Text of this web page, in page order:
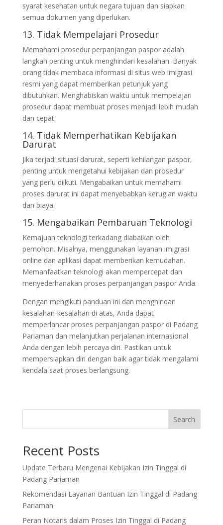
syarat kesehatan untuk negara tujuan dan siapkan
semua dokumen yang diperlukan.
13. Tidak Mempelajari Prosedur
Memahami prosedur perpanjangan paspor adalah
langkah penting untuk menghindari kesalahan. Banyak
orang tidak membaca informasi di situs web imigrasi
resmi yang dapat memberikan petunjuk yang
dibutuhkan. Menghabiskan waktu untuk mempelajari
prosedur dapat membuat proses menjadi lebih mudah
dan cepat.
14. Tidak Memperhatikan Kebijakan
Darurat
Jika terjadi situasi darurat, seperti kehilangan paspor,
penting untuk mengetahui kebijakan dan prosedur
yang perlu diikuti. Mengabaikan untuk memahami
proses darurat ini dapat menyebabkan kerugian waktu
dan biaya.
15. Mengabaikan Pembaruan Teknologi
Kemajuan teknologi terkadang diabaikan oleh
pemohon. Misalnya, menggunakan layanan imigrasi
online dan aplikasi dapat memberikan kemudahan.
Memanfaatkan teknologi akan mempercepat dan
menyederhanakan proses perpanjangan paspor Anda.
Dengan mengikuti panduan ini dan menghindari
kesalahan-kesalahan di atas, Anda dapat
memperlancar proses perpanjangan paspor di Padang
Pariaman dan melanjutkan perjalanan internasional
Anda dengan lebih percaya diri. Pastikan untuk
mempersiapkan diri dengan baik agar tidak mengalami
kendala saat proses berlangsung.
Search
Recent Posts
Update Terbaru Mengenai Kebijakan Izin Tinggal di
Padang Pariaman
Rekomendasi Layanan Bantuan Izin Tinggal di Padang
Pariaman
Peran Notaris dalam Proses Izin Tinggal di Padang